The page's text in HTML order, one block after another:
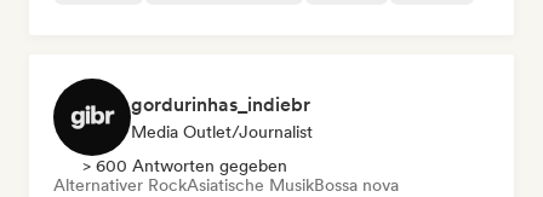
gordurinhas_indiebr
Media Outlet/Journalist
> 600 Antworten gegeben
Alternativer RockAsiatische MusikBossa nova